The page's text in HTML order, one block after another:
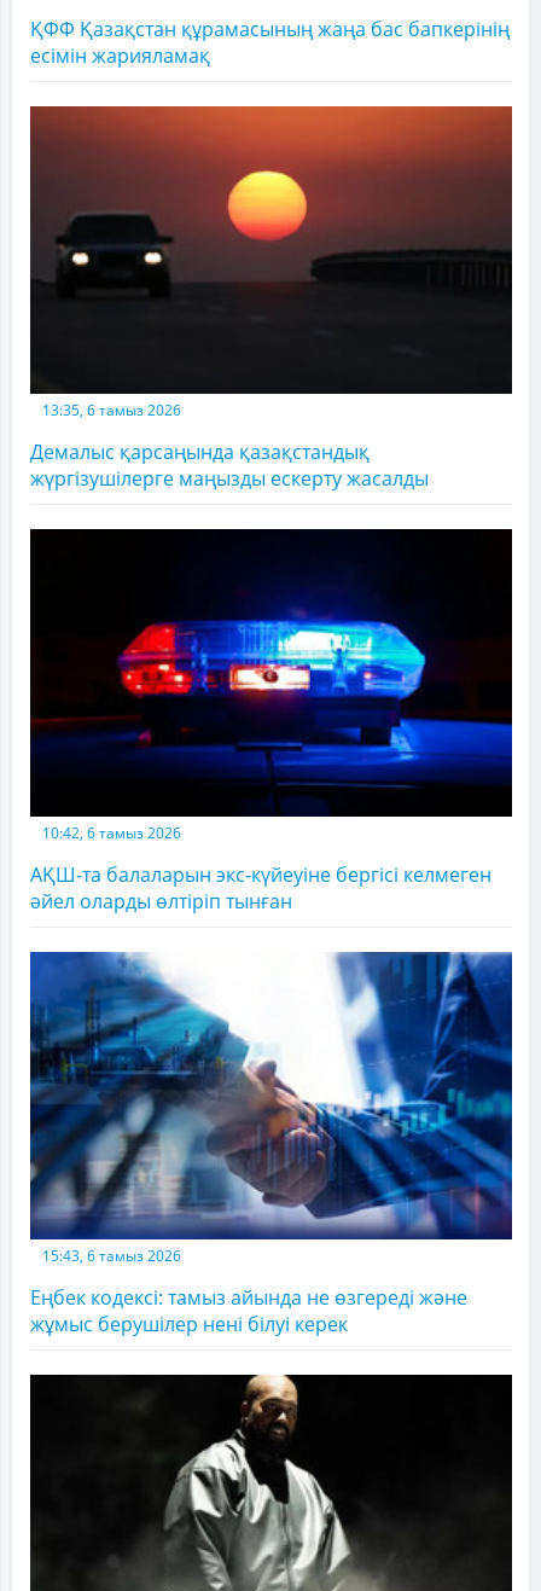
ҚФФ Қазақстан құрамасының жаңа бас бапкерінің
есімін жарияламақ
13:35, 6 тамыз 2026
Демалыс қарсаңында қазақстандық
жүргізушілерге маңызды ескерту жасалды
10:42, 6 тамыз 2026
АҚШ-та балаларын экс-күйеуіне бергісі келмеген
әйел оларды өлтіріп тынған
15:43, 6 тамыз 2026
Еңбек кодексі: тамыз айында не өзгереді және
жұмыс берушілер нені білуі керек